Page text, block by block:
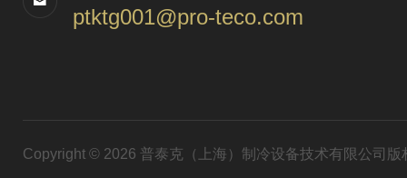
ptktg001@pro-teco.com
Copyright © 2026 普泰克（上海）制冷设备技术有限公司版